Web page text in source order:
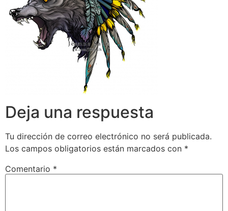
Deja una respuesta
Tu dirección de correo electrónico no será publicada.
Los campos obligatorios están marcados con *
Comentario *